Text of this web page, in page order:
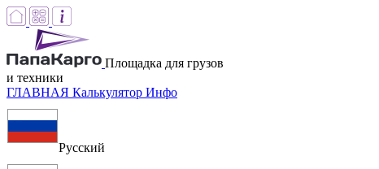
Площадка для грузов
и техники
ГЛАВНАЯ Калькулятор Инфо
Русский